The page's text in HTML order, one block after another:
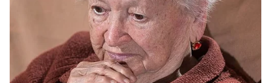
ಅಪರ ಜಿಲ್ಲಾಧಿಕಾರಿ ಶಿವಾನಂದ ಬಿ.ಕರಾಳೆ ಮಾತನಾಡಿ,